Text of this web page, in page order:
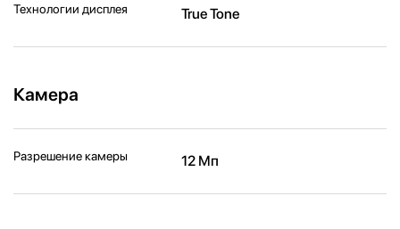
Технологии дисплея True Tone
Камера
Разрешение камеры 12 Мп